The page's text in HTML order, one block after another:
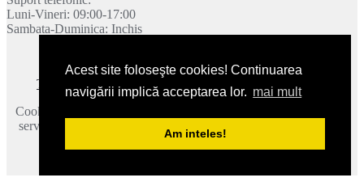
Acest site foloseşte cookies! Continuarea
navigării implică acceptarea lor. mai mult
Am inteles!
Luni-Vineri: 09:00-17:00
Sambata-Duminica: Inchis
Termeni si conditii |Politica de confidentialitate
Contact
Cookie-urile ne ajuta sa oferim serviciile noastre. Utilizand aceste
servicii, acceptati modul in care utilizam cookie-urile.
detalii.